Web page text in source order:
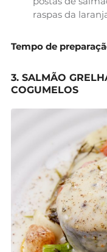
raspas da
Tempo de
3. SALMÃO
COGUMELOS